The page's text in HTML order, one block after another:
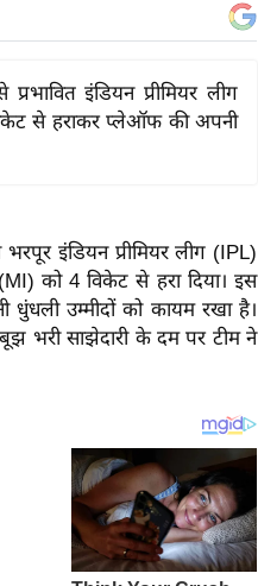
इंडियन प्रीमियर लीग
से हराकर प्लेऑफ की अपनी
इंडियन प्रीमियर लीग (IPL)
को 4 विकेट से हरा दिया। इस
उम्मीदों को कायम रखा है।
भरी साझेदारी के दम पर टीम ने